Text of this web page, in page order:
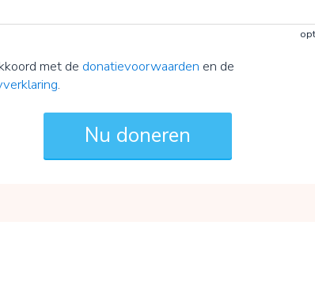
met de donatievoorwaarden en de
.